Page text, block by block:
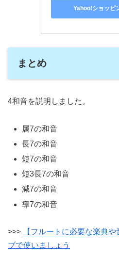
Yahoo!ショッピ
まとめ
4和音を説明しました。
属7の和音
長7の和音
短7の和音
短3長7の和音
減7の和音
導7の和音
>>>
【フルートに必要な楽典
ブで使いましょう